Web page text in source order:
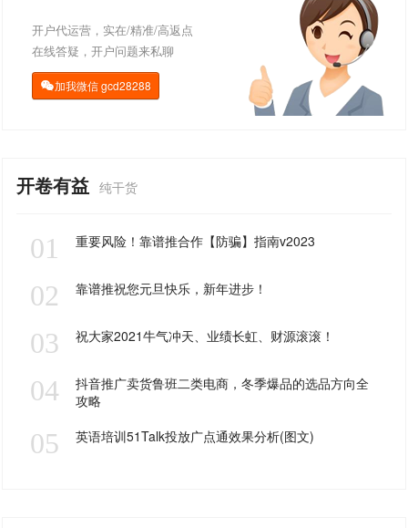
开户代运营，实在/精准/高返点
在线答疑，开户问题来私聊
加我微信gcd28288
开卷有益 纯干货
01 重要风险！靠谱推合作【防骗】指南v2023
02 靠谱推祝您元旦快乐，新年进步！
03 祝大家2021牛气冲天、业绩长虹、财源滚滚！
04
抖音推广卖货鲁班二类电商，冬季爆品的选品方向全
攻略
05 英语培训51Talk投放广点通效果分析(图文)